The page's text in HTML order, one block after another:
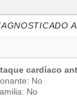
cardíaco
No
No